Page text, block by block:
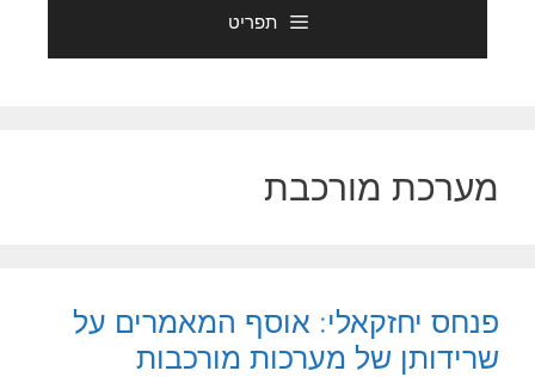
תפריט
מערכת מורכבת
פנחס יחזקאלי: אוסף המאמרים על
שרידותן של מערכות מורכבות